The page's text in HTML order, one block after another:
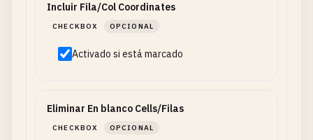
Incluir Fila/Col Coordinates
CHECKBOX OPCIONAL
Activado si está marcado
Eliminar En blanco Cells/Filas
CHECKBOX OPCIONAL